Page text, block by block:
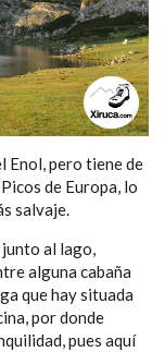
Enol, pero tiene de
de Europa, lo
salvaje.
junto al lago,
alguna cabaña
que hay situada
por donde
pues aquí